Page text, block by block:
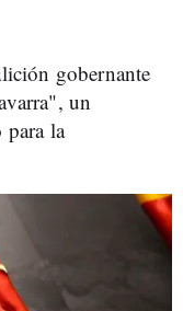
gobernante
un
para la